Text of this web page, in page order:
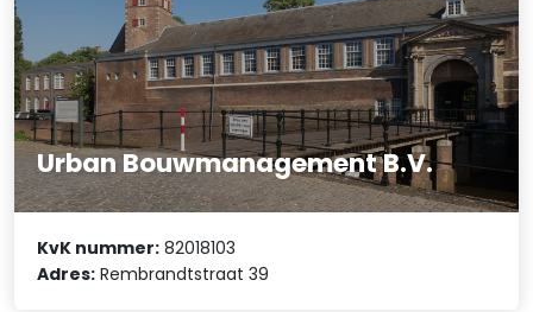
Urban Bouwmanagement B.V.
KvK nummer: 82018103
Adres: Rembrandtstraat 39